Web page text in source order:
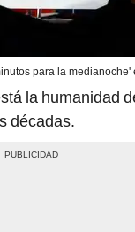
para la
la humanidad
décadas.